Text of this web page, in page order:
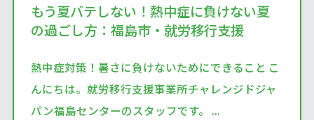
もう夏バテしない！熱中症に負けない夏
の過ごし方：福島市・就労移行支援
熱中症対策！暑さに負けないためにできること こ
んにちは。就労移行支援事業所チャレンジドジャ
パン福島センターのスタッフです。 ...